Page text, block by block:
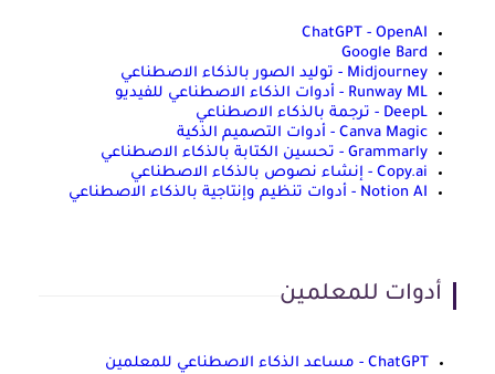
ChatGPT - OpenAI
Google Bard
Midjourney - توليد الصور بالذكاء الاصطناعي
Runway ML - أدوات الذكاء الاصطناعي للفيديو
DeepL - ترجمة بالذكاء الاصطناعي
Canva Magic - أدوات التصميم الذكية
Grammarly - تحسين الكتابة بالذكاء الاصطناعي
Copy.ai - إنشاء نصوص بالذكاء الاصطناعي
Notion AI - أدوات تنظيم وإنتاجية بالذكاء الاصطناعي
أدوات للمعلمين
ChatGPT - مساعد الذكاء الاصطناعي للمعلمين